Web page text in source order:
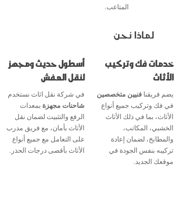
المتاعب.
لماذا نحن
خدمات فك وتركيب
الأثاث
يضم فريقنافنيين متخصصين
في فك وتركيب جميع أنواع
الأثاث، بما في ذلك الأثاث
الخشبي، المكاتب،
والمطابخ، لضمان إعادة
تركيبه بنفس الجودة في
موقعك الجديد.
أسطول حديث ومجهز
لنقل العفش
في شركة نقل اثاث نستخدم
شاحنات مجهزة بمعدات
الرفع والتثبيت لضمان نقل
الأثاث بأمان، مع فريق مدرب
على التعامل مع جميع أنواع
الأثاث بأقصى درجات الحذر.